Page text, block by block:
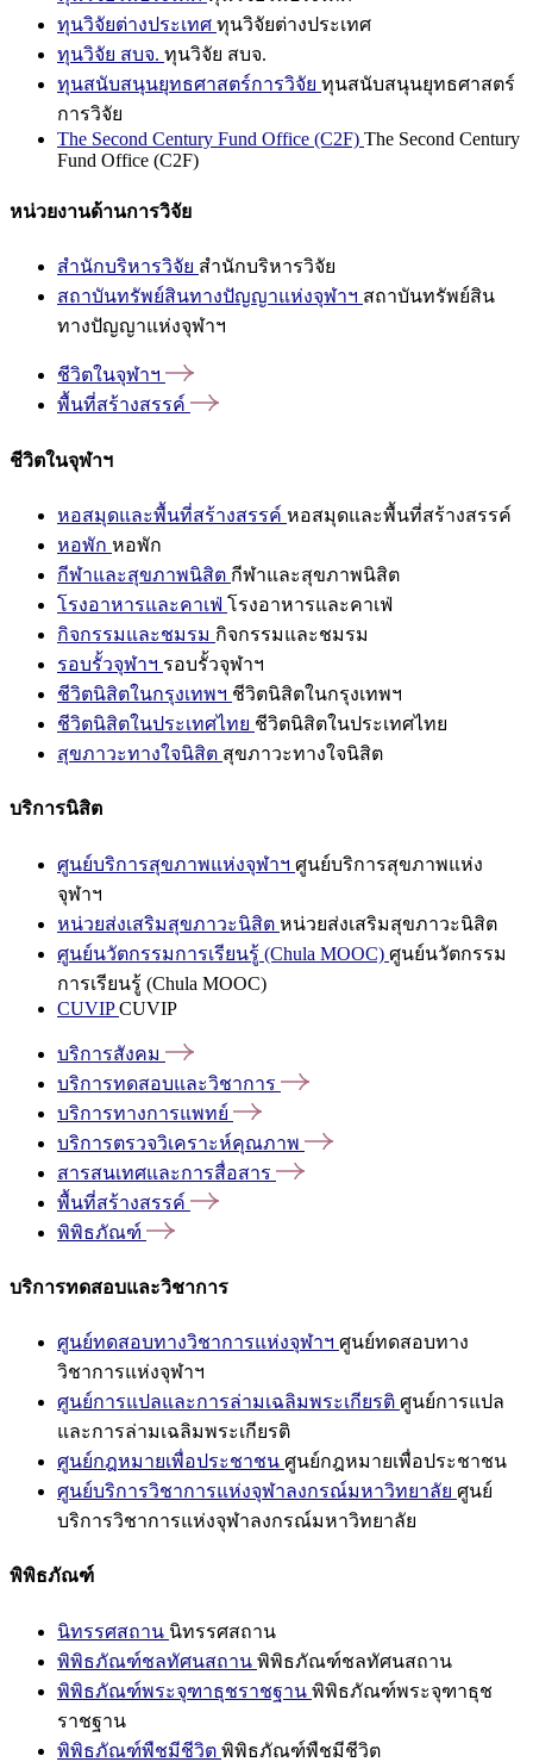
ทุนวิจัยต่างประเทศ ทุนวิจัยต่างประเทศ
ทุนวิจัย สบจ. ทุนวิจัย สบจ.
ทุนสนับสนุนยุทธศาสตร์การวิจัย ทุนสนับสนุนยุทธศาสตร์
การวิจัย
The Second Century Fund Office (C2F) The Second Century
Fund Office (C2F)
หน่วยงานด้านการวิจัย
สำนักบริหารวิจัย สำนักบริหารวิจัย
สถาบันทรัพย์สินทางปัญญาแห่งจุฬาฯ สถาบันทรัพย์สิน
ทางปัญญาแห่งจุฬาฯ
ชีวิตในจุฬาฯ
พื้นที่สร้างสรรค์
ชีวิตในจุฬาฯ
หอสมุดและพื้นที่สร้างสรรค์ หอสมุดและพื้นที่สร้างสรรค์
หอพัก หอพัก
กีฬาและสุขภาพนิสิต กีฬาและสุขภาพนิสิต
โรงอาหารและคาเฟ่ โรงอาหารและคาเฟ่
กิจกรรมและชมรม กิจกรรมและชมรม
รอบรั้วจุฬาฯ รอบรั้วจุฬาฯ
ชีวิตนิสิตในกรุงเทพฯ ชีวิตนิสิตในกรุงเทพฯ
ชีวิตนิสิตในประเทศไทย ชีวิตนิสิตในประเทศไทย
สุขภาวะทางใจนิสิต สุขภาวะทางใจนิสิต
บริการนิสิต
ศูนย์บริการสุขภาพแห่งจุฬาฯ ศูนย์บริการสุขภาพแห่ง
จุฬาฯ
หน่วยส่งเสริมสุขภาวะนิสิต หน่วยส่งเสริมสุขภาวะนิสิต
ศูนย์นวัตกรรมการเรียนรู้ (Chula MOOC) ศูนย์นวัตกรรม
การเรียนรู้ (Chula MOOC)
CUVIPCUVIP
บริการสังคม
บริการทดสอบและวิชาการ
บริการทางการแพทย์
บริการตรวจวิเคราะห์คุณภาพ
สารสนเทศและการสื่อสาร
พื้นที่สร้างสรรค์
พิพิธภัณฑ์
บริการทดสอบและวิชาการ
ศูนย์ทดสอบทางวิชาการแห่งจุฬาฯ ศูนย์ทดสอบทาง
วิชาการแห่งจุฬาฯ
ศูนย์การแปลและการล่ามเฉลิมพระเกียรติ ศูนย์การแปล
และการล่ามเฉลิมพระเกียรติ
ศูนย์กฎหมายเพื่อประชาชน ศูนย์กฎหมายเพื่อประชาชน
ศูนย์บริการวิชาการแห่งจุฬาลงกรณ์มหาวิทยาลัย ศูนย์
บริการวิชาการแห่งจุฬาลงกรณ์มหาวิทยาลัย
พิพิธภัณฑ์
นิทรรศสถาน นิทรรศสถาน
พิพิธภัณฑ์ชลทัศนสถาน พิพิธภัณฑ์ชลทัศนสถาน
พิพิธภัณฑ์พระจุฑาธุชราชฐาน พิพิธภัณฑ์พระจุฑาธุช
ราชฐาน
พิพิธภัณฑ์พืชมีชีวิต พิพิธภัณฑ์พืชมีชีวิต